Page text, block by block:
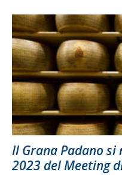
Il Grana Padano si
2023 del Meeting